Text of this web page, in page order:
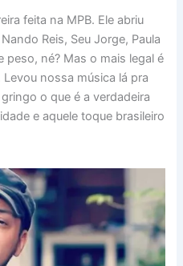
feita na MPB. Ele abriu
Reis, Seu Jorge, Paula
peso, né? Mas o mais legal é
nossa música lá pra
o que é a verdadeira
e aquele toque brasileiro